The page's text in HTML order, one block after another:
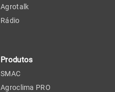
Agrotalk
Rádio
Produtos
SMAC
Agroclima PRO